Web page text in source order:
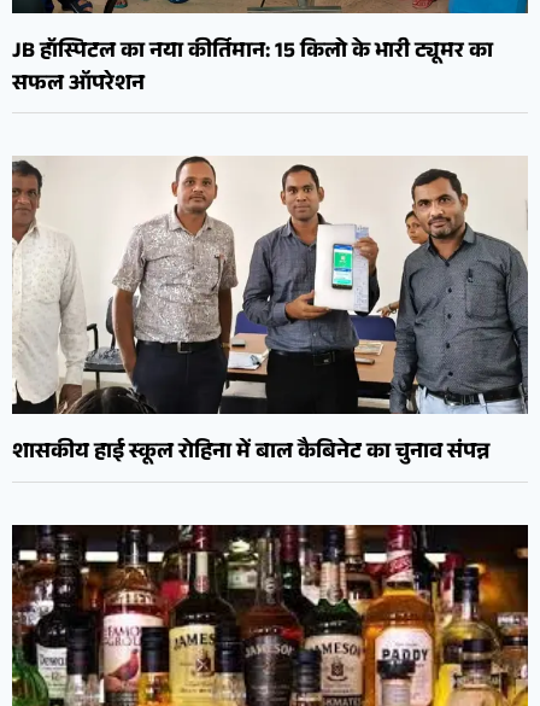
JB हॉस्पिटल का नया कीर्तिमान: 15 किलो के भारी ट्यूमर का
सफल ऑपरेशन
शासकीय हाई स्कूल रोहिना में बाल कैबिनेट का चुनाव संपन्न